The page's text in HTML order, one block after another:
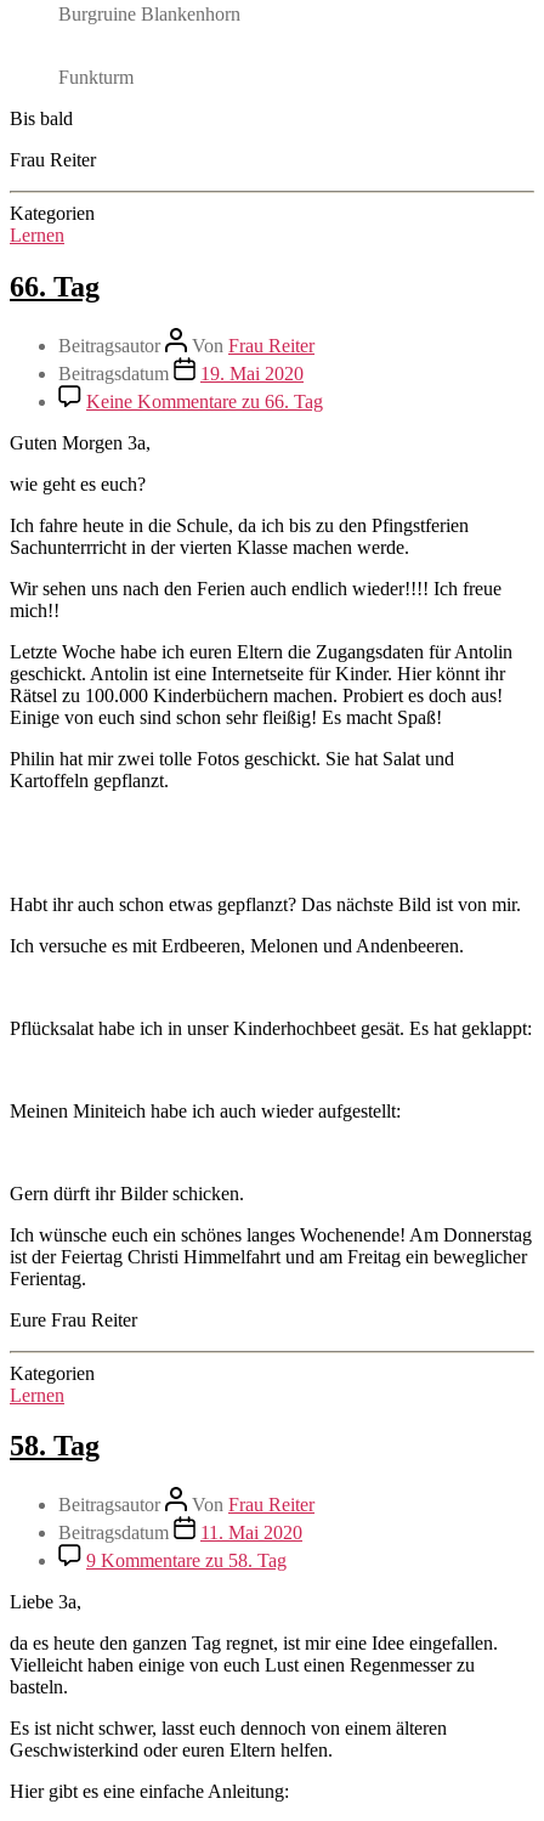
Burgruine Blankenhorn
Funkturm
Bis bald
Frau Reiter
Kategorien
Lernen
66. Tag
Beitragsautor Von Frau Reiter
Beitragsdatum
19. Mai 2020
Keine Kommentare zu 66. Tag
Guten Morgen 3a,
wie geht es euch?
Ich fahre heute in die Schule, da ich bis zu den Pfingstferien
Sachunterrricht in der vierten Klasse machen werde.
Wir sehen uns nach den Ferien auch endlich wieder!!!! Ich freue
mich!!
Letzte Woche habe ich euren Eltern die Zugangsdaten für Antolin
geschickt. Antolin ist eine Internetseite für Kinder. Hier könnt ihr
Rätsel zu 100.000 Kinderbüchern machen. Probiert es doch aus!
Einige von euch sind schon sehr fleißig! Es macht Spaß!
Philin hat mir zwei tolle Fotos geschickt. Sie hat Salat und
Kartoffeln gepflanzt.
Habt ihr auch schon etwas gepflanzt? Das nächste Bild ist von mir.
Ich versuche es mit Erdbeeren, Melonen und Andenbeeren.
Pflücksalat habe ich in unser Kinderhochbeet gesät. Es hat geklappt:
Meinen Miniteich habe ich auch wieder aufgestellt:
Gern dürft ihr Bilder schicken.
Ich wünsche euch ein schönes langes Wochenende! Am Donnerstag
ist der Feiertag Christi Himmelfahrt und am Freitag ein beweglicher
Ferientag.
Eure Frau Reiter
Kategorien
Lernen
58. Tag
Beitragsautor Von Frau Reiter
Beitragsdatum
11. Mai 2020
9 Kommentare zu 58. Tag
Liebe 3a,
da es heute den ganzen Tag regnet, ist mir eine Idee eingefallen.
Vielleicht haben einige von euch Lust einen Regenmesser zu
basteln.
Es ist nicht schwer, lasst euch dennoch von einem älteren
Geschwisterkind oder euren Eltern helfen.
Hier gibt es eine einfache Anleitung: